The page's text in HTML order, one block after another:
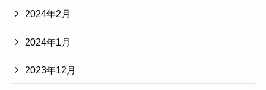
2024年2月
2024年1月
2023年12月